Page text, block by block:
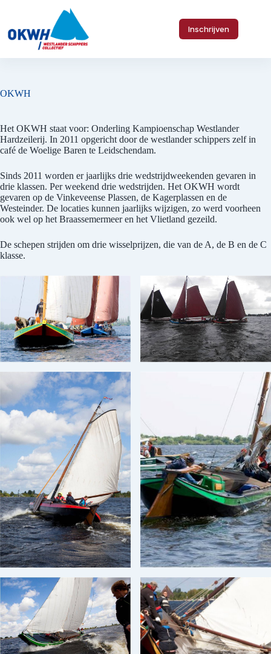
inhoud
Inschrijven
OKWH
Het OKWH staat voor: Onderling Kampioenschap Westlander
Hardzeilerij. In 2011 opgericht door de westlander schippers zelf in
café de Woelige Baren te Leidschendam.
Sinds 2011 worden er jaarlijks drie wedstrijdweekenden gevaren in
drie klassen. Per weekend drie wedstrijden. Het OKWH wordt
gevaren op de Vinkeveense Plassen, de Kagerplassen en de
Westeinder. De locaties kunnen jaarlijks wijzigen, zo werd voorheen
ook wel op het Braassemermeer en het Vlietland gezeild.
De schepen strijden om drie wisselprijzen, die van de A, de B en de C
klasse.